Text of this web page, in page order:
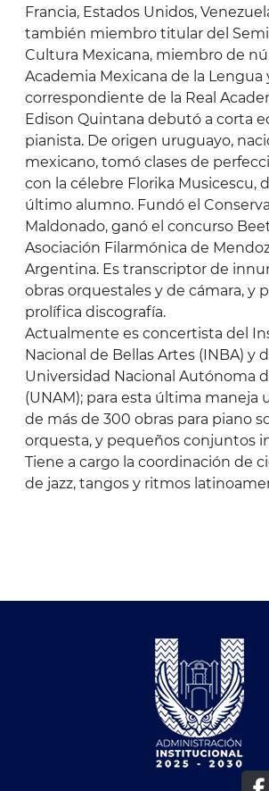
Francia, Estados Unidos,
también miembro titular del
Cultura Mexicana, miembro de
Academia Mexicana de la
correspondiente de la Real
Edison Quintana debutó a corta
pianista. De origen uruguayo,
mexicano, tomó clases de
con la célebre Florika Musicescu,
último alumno. Fundó el
Maldonado, ganó el concurso
Asociación Filarmónica de
Argentina. Es transcriptor de
obras orquestales y de cámara, y
prolífica discografía.
Actualmente es concertista del
Nacional de Bellas Artes (INBA) y
Universidad Nacional Autónoma
(UNAM); para esta última maneja
de más de 300 obras para piano
orquesta, y pequeños conjuntos
Tiene a cargo la coordinación de
de jazz, tangos y ritmos